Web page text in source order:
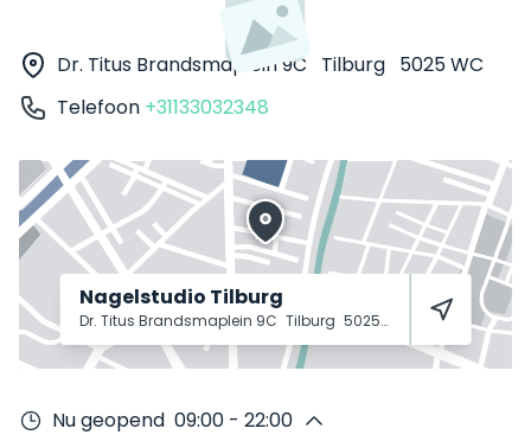
Dr. Titus Brandsmaplein 9C Tilburg 5025 WC
Telefoon +31133032348
Nagelstudio Tilburg
Dr. Titus Brandsmaplein 9C Tilburg 5025 WC
Nu geopend 09:00 - 22:00